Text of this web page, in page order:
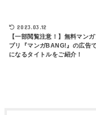
2023.03.12
【一部閲覧注意！】無料マン
プリ『マンガBANG!』の広告
になるタイトルをご紹介！